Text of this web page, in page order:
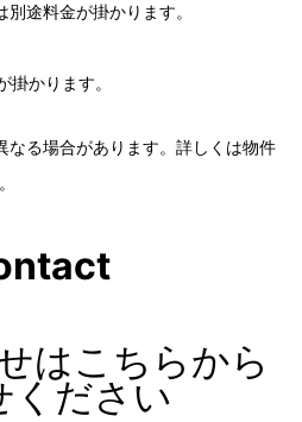
途料金が掛かります。
かります。
なる場合があります。詳しくは物件
はこちらから
ください